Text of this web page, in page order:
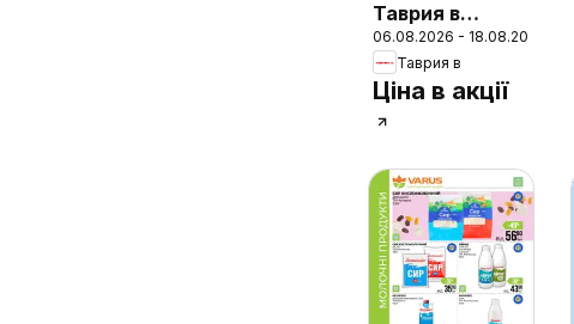
Таврия в
Поточний
каталог
06.08.2026 - 18.08.2026
Таврия в
Ціна в акції